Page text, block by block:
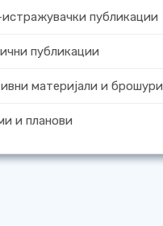
публикации
публикации
материјали и брошури
и планови